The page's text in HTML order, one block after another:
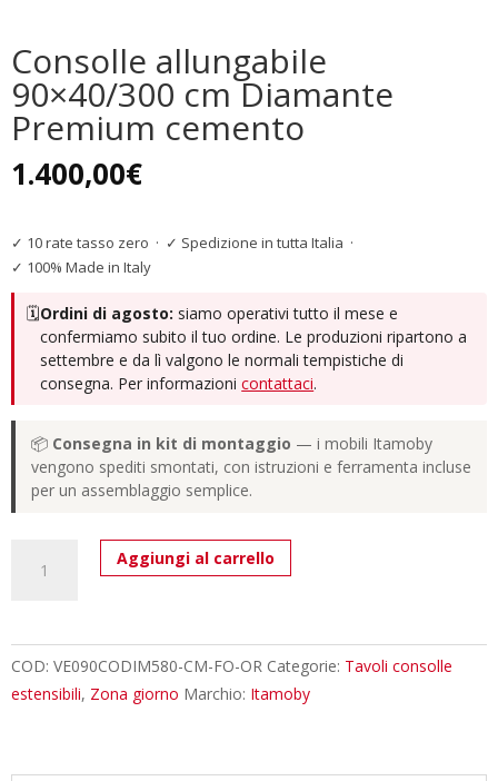
Consolle allungabile
90×40/300 cm Diamante
Premium cemento
1.400,00€
✓ 10 rate tasso zero · ✓ Spedizione in tutta Italia ·
✓ 100% Made in Italy
🗓️Ordini di agosto: siamo operativi tutto il mese e
confermiamo subito il tuo ordine. Le produzioni ripartono a
settembre e da lì valgono le normali tempistiche di
consegna. Per informazionicontattaci.
📦 Consegna in kit di montaggio — i mobili Itamoby
vengono spediti smontati, con istruzioni e ferramenta incluse
per un assemblaggio semplice.
allungabile
Diamante
Premium
Aggiungi al carrello
COD: VE090CODIM580-CM-FO-OR Categorie: Tavoli consolle
estensibili, Zona giorno Marchio: Itamoby